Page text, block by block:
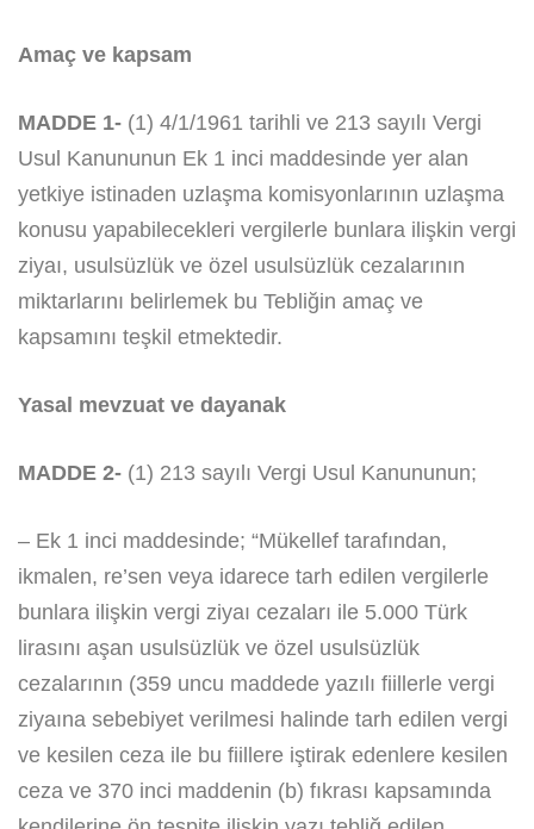
Amaç ve kapsam
MADDE 1- (1) 4/1/1961 tarihli ve 213 sayılı Vergi
Usul Kanununun Ek 1 inci maddesinde yer alan
yetkiye istinaden uzlaşma komisyonlarının uzlaşma
konusu yapabilecekleri vergilerle bunlara ilişkin vergi
ziyaı, usulsüzlük ve özel usulsüzlük cezalarının
miktarlarını belirlemek bu Tebliğin amaç ve
kapsamını teşkil etmektedir.
Yasal mevzuat ve dayanak
MADDE 2- (1) 213 sayılı Vergi Usul Kanununun;
– Ek 1 inci maddesinde; “Mükellef tarafından,
ikmalen, re’sen veya idarece tarh edilen vergilerle
bunlara ilişkin vergi ziyaı cezaları ile 5.000 Türk
lirasını aşan usulsüzlük ve özel usulsüzlük
cezalarının (359 uncu maddede yazılı fiillerle vergi
ziyaına sebebiyet verilmesi halinde tarh edilen vergi
ve kesilen ceza ile bu fiillere iştirak edenlere kesilen
ceza ve 370 inci maddenin (b) fıkrası kapsamında